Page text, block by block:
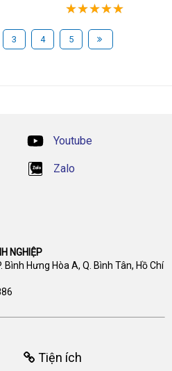
3 4 5
Youtube
Zalo
NGHIỆP
Bình Hưng Hòa A, Q. Bình Tân, Hồ Chí
Tiện ích